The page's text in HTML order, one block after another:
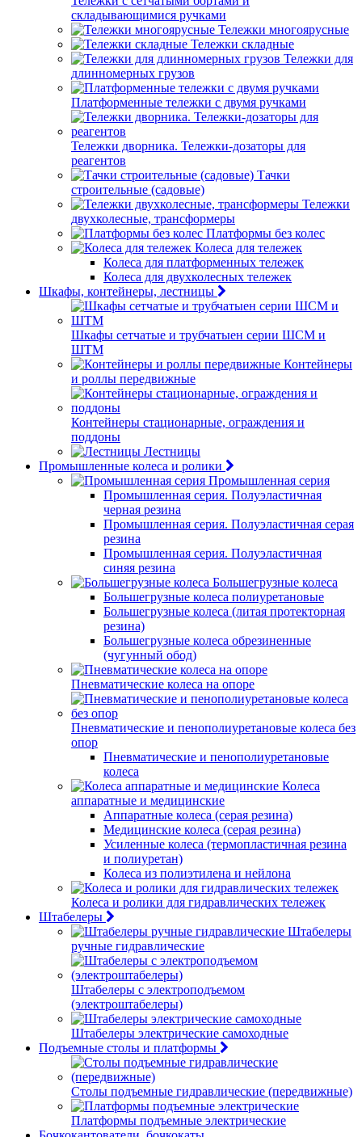
складывающимися ручками
Тележки многоярусные
Тележки складные
Тележки для
длинномерных грузов
Платформенные тележки с двумя ручками
Тележки дворника. Тележки-дозаторы для
реагентов
Тачки
строительные (садовые)
Тележки
двухколесные, трансформеры
Платформы без колес
Колеса для тележек
Колеса для платформенных тележек
Колеса для двухколесных тележек
Шкафы, контейнеры, лестницы
Шкафы сетчатые и трубчатыен серии ШСМ и
ШТМ
Контейнеры
и роллы передвижные
Контейнеры стационарные, ограждения и
поддоны
Лестницы
Промышленные колеса и ролики
Промышленная серия
Промышленная серия. Полуэластичная
черная резина
Промышленная серия. Полуэластичная серая
резина
Промышленная серия. Полуэластичная
синяя резина
Большегрузные колеса
Большегрузные колеса полиуретановые
Большегрузные колеса (литая протекторная
резина)
Большегрузные колеса обрезиненные
(чугунный обод)
Пневматические колеса на опоре
Пневматические и пенополиуретановые колеса без
опор
Пневматические и пенополиуретановые
колеса
Колеса
аппаратные и медицинские
Аппаратные колеса (серая резина)
Медицинские колеса (серая резина)
Усиленные колеса (термопластичная резина
и полиуретан)
Колеса из полиэтилена и нейлона
Колеса и ролики для гидравлических тележек
Штабелеры
Штабелеры
ручные гидравлические
Штабелеры с электроподъемом
(электроштабелеры)
Штабелеры электрические самоходные
Подъемные столы и платформы
Столы подъемные гидравлические (передвижные)
Платформы подъемные электрические